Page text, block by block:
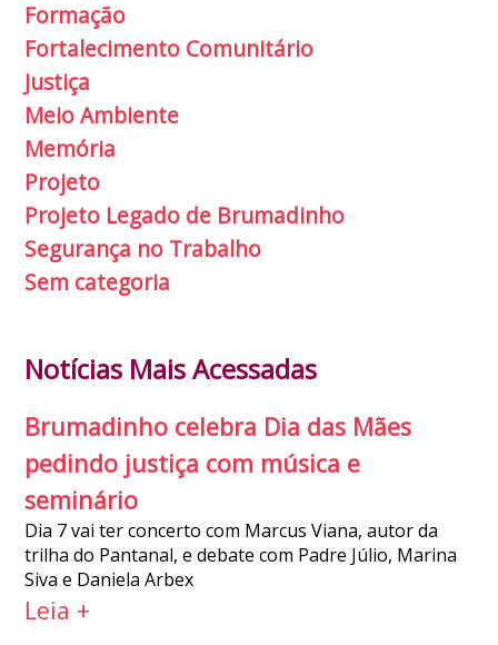
Formação
Fortalecimento Comunitário
Justiça
Meio Ambiente
Memória
Projeto
Projeto Legado de Brumadinho
Segurança no Trabalho
Sem categoria
Notícias Mais Acessadas
Brumadinho celebra Dia das Mães
pedindo justiça com música e
seminário
Dia 7 vai ter concerto com Marcus Viana, autor da
trilha do Pantanal, e debate com Padre Júlio, Marina
Siva e Daniela Arbex
Leia +